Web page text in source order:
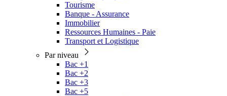
Tourisme
Banque - Assurance
Immobilier
Ressources Humaines - Paie
Transport et Logistique
Par niveau
Bac +1
Bac +2
Bac +3
Bac +5